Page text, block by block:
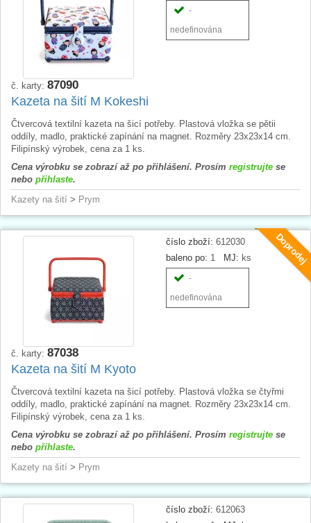
-
nedefinována
č. karty: 87090
Kazeta na šití M Kokeshi
Čtvercová textilní kazeta na šicí potřeby. Plastová vložka se pětii
oddíly, madlo, praktické zapínání na magnet. Rozměry 23x23x14 cm.
Filipínský výrobek, cena za 1 ks.
Cena výrobku se zobrazí až po přihlášení. Prosím registrujte se
nebo přihlaste.
Kazety na šití > Prym
Doprodej
číslo zboží: 612030
baleno po: 1 MJ: ks
-
nedefinována
č. karty: 87038
Kazeta na šití M Kyoto
Čtvercová textilní kazeta na šicí potřeby. Plastová vložka se čtyřmi
oddíly, madlo, praktické zapínání na magnet. Rozměry 23x23x14 cm.
Filipínský výrobek, cena za 1 ks.
Cena výrobku se zobrazí až po přihlášení. Prosím registrujte se
nebo přihlaste.
Kazety na šití > Prym
číslo zboží: 612063